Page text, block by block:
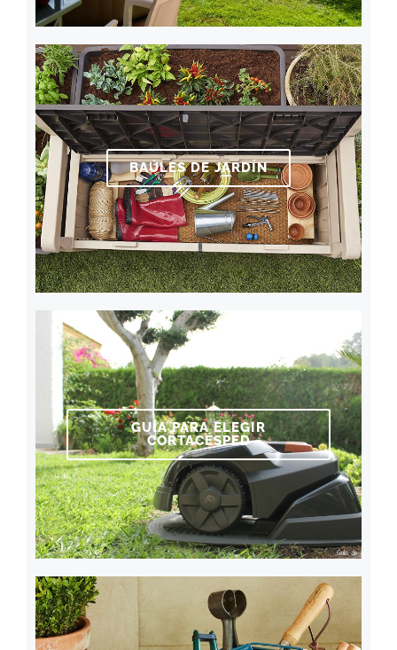
BAÚLES DE JARDÍN
GUÍA PARA ELEGIR
CORTACÉSPED